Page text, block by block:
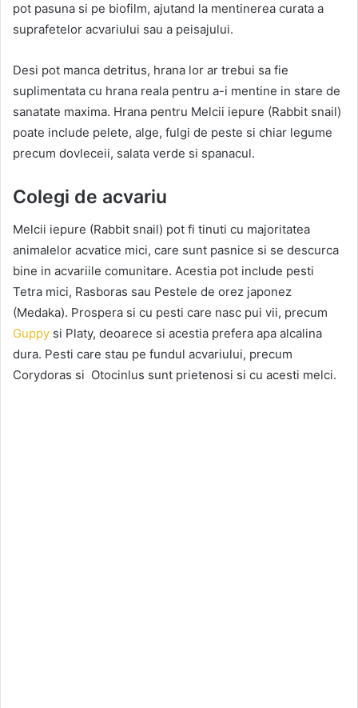
pot pasuna si pe biofilm, ajutand la mentinerea curata a
suprafetelor acvariului sau a peisajului.
Desi pot manca detritus, hrana lor ar trebui sa fie
suplimentata cu hrana reala pentru a-i mentine in stare de
sanatate maxima. Hrana pentru Melcii iepure (Rabbit snail)
poate include pelete, alge, fulgi de peste si chiar legume
precum dovleceii, salata verde si spanacul.
Colegi de acvariu
Melcii iepure (Rabbit snail) pot fi tinuti cu majoritatea
animalelor acvatice mici, care sunt pasnice si se descurca
bine in acvariile comunitare. Acestia pot include pesti
Tetra mici, Rasboras sau Pestele de orez japonez
(Medaka). Prospera si cu pesti care nasc pui vii, precum
Guppy si Platy, deoarece si acestia prefera apa alcalina
dura. Pesti care stau pe fundul acvariului, precum
Corydoras si Otocinlus sunt prietenosi si cu acesti melci.